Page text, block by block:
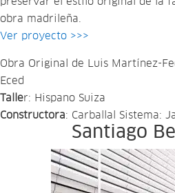
obra madrileña.
Ver proyecto >>>
Obra Original de Luis Martínez-
Eced
Taller: Hispano Suiza
Constructora: Carballal Sistema:
Santiago